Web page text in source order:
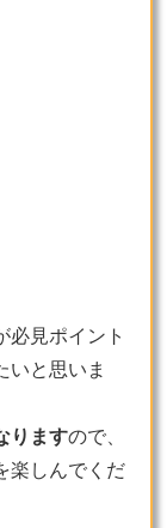
必見ポイント
いと思いま
りますので、
楽しんでくだ